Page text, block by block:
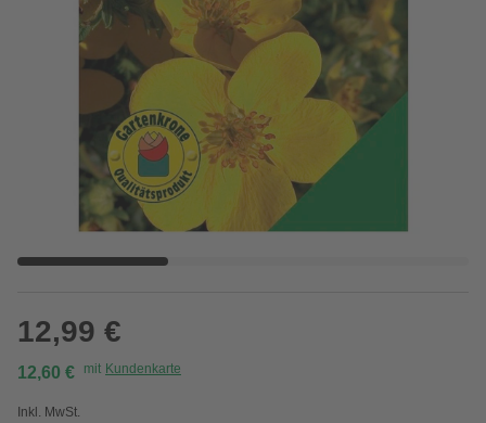
12,99 €
12,60 € mit Kundenkarte
Inkl. MwSt.